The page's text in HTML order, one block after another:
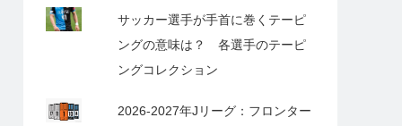
サッカー選手が手首に巻くテーピ
ングの意味は？ 各選手のテーピ
ングコレクション
2026-2027年Jリーグ：フロンター